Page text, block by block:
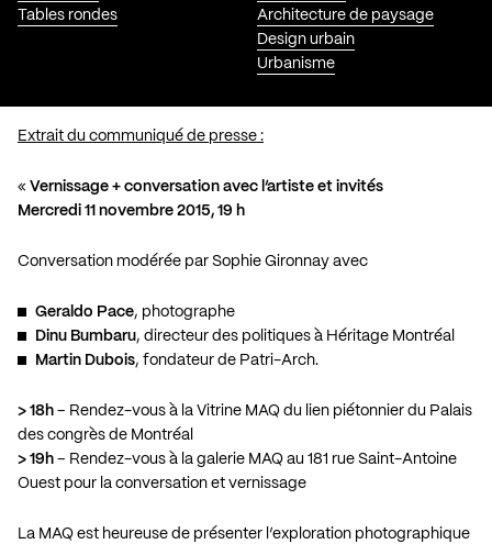
Tables rondes
Architecture de paysage
Design urbain
Urbanisme
Extrait du communiqué de presse :
« Vernissage + conversation avec l’artiste et invités
Mercredi 11 novembre 2015, 19 h
Conversation modérée par Sophie Gironnay avec
Geraldo Pace, photographe
Dinu Bumbaru, directeur des politiques à Héritage Montréal
Martin Dubois, fondateur de Patri-Arch.
> 18h – Rendez-vous à la Vitrine MAQ du lien piétonnier du Palais
des congrès de Montréal
> 19h – Rendez-vous à la galerie MAQ au 181 rue Saint-Antoine
Ouest pour la conversation et vernissage
La MAQ est heureuse de présenter l’exploration photographique